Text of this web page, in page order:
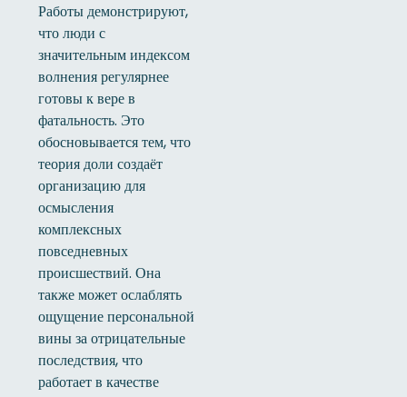
Работы демонстрируют,
что люди с
значительным индексом
волнения регулярнее
готовы к вере в
фатальность. Это
обосновывается тем, что
теория доли создаёт
организацию для
осмысления
комплексных
повседневных
происшествий. Она
также может ослаблять
ощущение персональной
вины за отрицательные
последствия, что
работает в качестве